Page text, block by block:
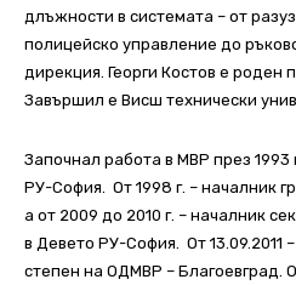
длъжности в системата – от
полицейско управление до
дирекция. Георги Костов е роден
Завършил е Висш технически
Започнал работа в МВР през 1993
РУ-София. От 1998 г. – началник
а от 2009 до 2010 г. – началник
в Девето РУ-София. От 13.09.2011
степен на ОДМВР – Благоевград.